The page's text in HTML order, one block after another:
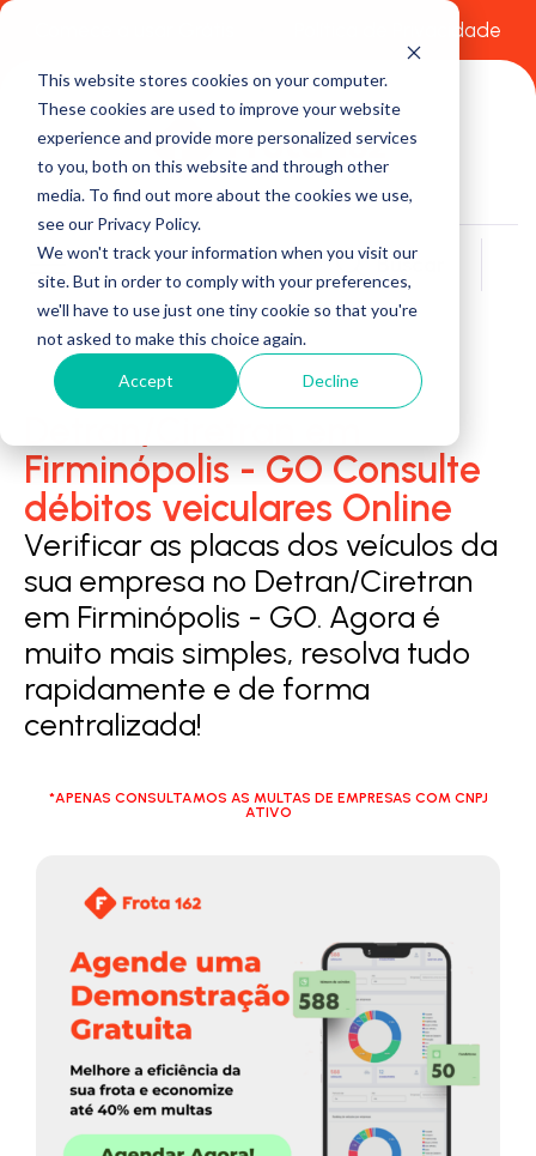
This website stores cookies on your computer.
These cookies are used to improve your website
experience and provide more personalized services
to you, both on this website and through other
media. To find out more about the cookies we use,
see our Privacy Policy.
We won't track your information when you visit our
site. But in order to comply with your preferences,
we'll have to use just one tiny cookie so that you're
not asked to make this choice again.
Accept Decline
Política de Privacidade
Buscar
Firminópolis - GO Consulte
débitos veiculares Online
Verificar as placas dos veículos da
sua empresa no Detran/Ciretran
em Firminópolis - GO. Agora é
muito mais simples, resolva tudo
rapidamente e de forma
centralizada!
*APENAS CONSULTAMOS AS MULTAS DE EMPRESAS COM CNPJ
ATIVO